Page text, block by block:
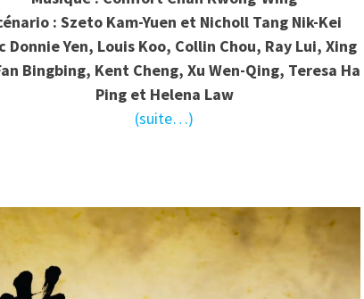
: Szeto Kam-Yuen et Nicholl Tang Nik-Kei
Donnie Yen, Louis Koo, Collin Chou, Ray Lui, Xing
Bingbing, Kent Cheng, Xu Wen-Qing, Teresa Ha
Ping et Helena Law
(suite…)